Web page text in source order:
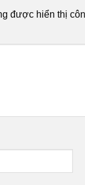
được hiển thị